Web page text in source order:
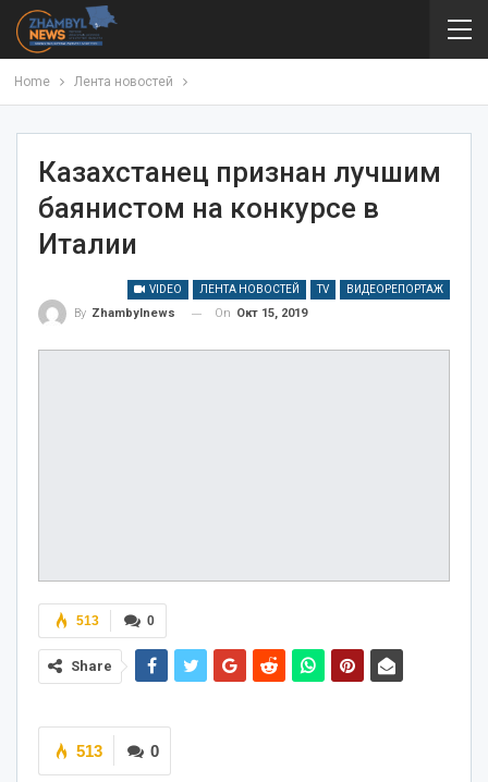
Home Лента новостей
Казахстанец признан лучшим
баянистом на конкурсе в
Италии
VIDEO ЛЕНТА НОВОСТЕЙ TV ВИДЕОРЕПОРТАЖ
By Zhambylnews On Окт 15, 2019
0
513
Share
0
513